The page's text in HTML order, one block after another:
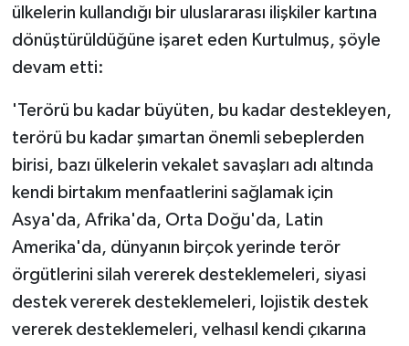
ülkelerin kullandığı bir uluslararası ilişkiler kartına
dönüştürüldüğüne işaret eden Kurtulmuş, şöyle
devam etti:
'Terörü bu kadar büyüten, bu kadar destekleyen,
terörü bu kadar şımartan önemli sebeplerden
birisi, bazı ülkelerin vekalet savaşları adı altında
kendi birtakım menfaatlerini sağlamak için
Asya'da, Afrika'da, Orta Doğu'da, Latin
Amerika'da, dünyanın birçok yerinde terör
örgütlerini silah vererek desteklemeleri, siyasi
destek vererek desteklemeleri, lojistik destek
vererek desteklemeleri, velhasıl kendi çıkarına